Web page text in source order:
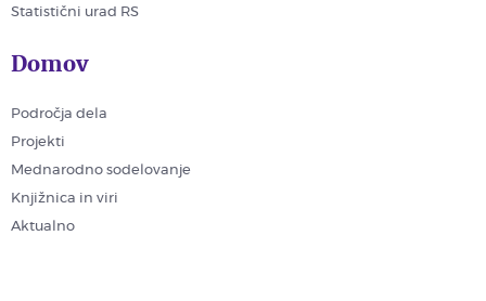
Statistični urad RS
Domov
Področja dela
Projekti
Mednarodno sodelovanje
Knjižnica in viri
Aktualno